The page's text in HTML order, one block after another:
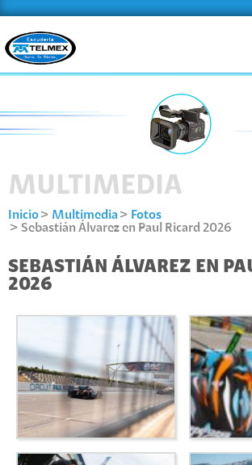
MULTIMEDIA
Inicio Multimedia
Fotos
Sebastián Álvarez en Paul Ricard 2026
SEBASTIÁN ÁLVAREZ EN
2026